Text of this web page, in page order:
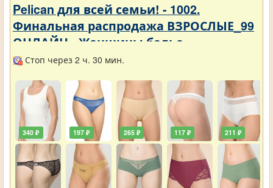
Pelican для всей семьи! - 1002.
Финальная распродажа ВЗРОСЛЫЕ_99
ОНЛАЙН - Женщины белье
Стоп через 2 ч. 30 мин.
340 ₽ 197 ₽ 265 ₽ 117 ₽ 211 ₽